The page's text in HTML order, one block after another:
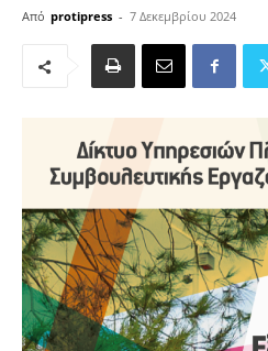
Από protipress - 7 Δεκεμβρίου 2024